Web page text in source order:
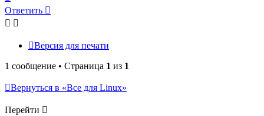
к
началу
Ответить
Версия для печати
1 сообщение • Страница 1 из 1
Вернуться в «Все для Linux»
Перейти